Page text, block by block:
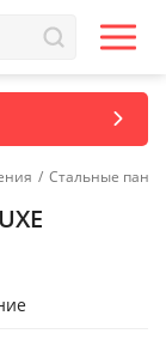
/ Стальные